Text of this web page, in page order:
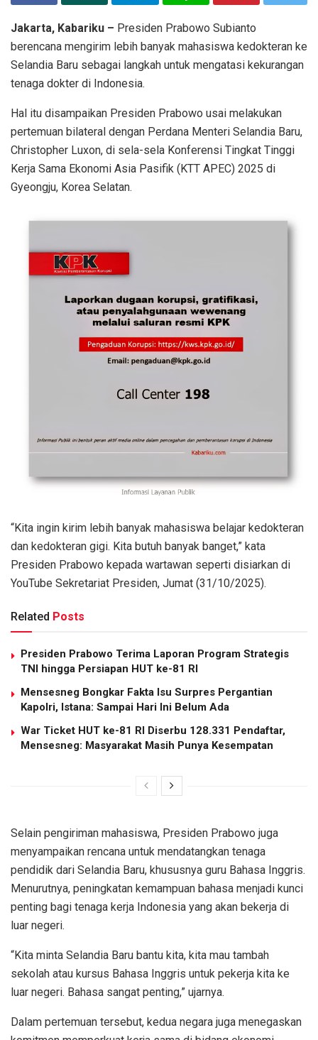
Jakarta, Kabariku – Presiden Prabowo Subianto
berencana mengirim lebih banyak mahasiswa kedokteran ke
Selandia Baru sebagai langkah untuk mengatasi kekurangan
tenaga dokter di Indonesia.
Hal itu disampaikan Presiden Prabowo usai melakukan
pertemuan bilateral dengan Perdana Menteri Selandia Baru,
Christopher Luxon, di sela-sela Konferensi Tingkat Tinggi
Kerja Sama Ekonomi Asia Pasifik (KTT APEC) 2025 di
Gyeongju, Korea Selatan.
“Kita ingin kirim lebih banyak mahasiswa belajar kedokteran
dan kedokteran gigi. Kita butuh banyak banget,” kata
Presiden Prabowo kepada wartawan seperti disiarkan di
YouTube Sekretariat Presiden, Jumat (31/10/2025).
Related Posts
Presiden Prabowo Terima Laporan Program Strategis
TNI hingga Persiapan HUT ke-81 RI
Mensesneg Bongkar Fakta Isu Surpres Pergantian
Kapolri, Istana: Sampai Hari Ini Belum Ada
War Ticket HUT ke-81 RI Diserbu 128.331 Pendaftar,
Mensesneg: Masyarakat Masih Punya Kesempatan
Selain pengiriman mahasiswa, Presiden Prabowo juga
menyampaikan rencana untuk mendatangkan tenaga
pendidik dari Selandia Baru, khususnya guru Bahasa Inggris.
Menurutnya, peningkatan kemampuan bahasa menjadi kunci
penting bagi tenaga kerja Indonesia yang akan bekerja di
luar negeri.
“Kita minta Selandia Baru bantu kita, kita mau tambah
sekolah atau kursus Bahasa Inggris untuk pekerja kita ke
luar negeri. Bahasa sangat penting,” ujarnya.
Dalam pertemuan tersebut, kedua negara juga menegaskan